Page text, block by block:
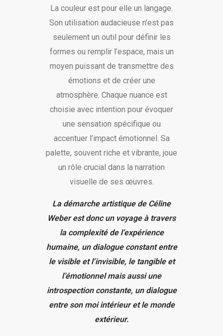
La couleur est pour elle un langage.
Son utilisation audacieuse n’est pas
seulement un outil pour définir les
formes ou remplir l’espace, mais un
moyen puissant de transmettre des
émotions et de créer une
atmosphère. Chaque nuance est
choisie avec intention pour évoquer
une sensation spécifique ou
accentuer l’impact émotionnel. Sa
palette, souvent riche et vibrante, joue
un rôle crucial dans la narration
visuelle de ses œuvres.
La démarche artistique de Céline
Weber est donc un voyage à travers
la complexité de l’expérience
humaine, un dialogue constant entre
le visible et l’invisible, le tangible et
l’émotionnel mais aussi une
introspection constante, un dialogue
entre son moi intérieur et le monde
extérieur.